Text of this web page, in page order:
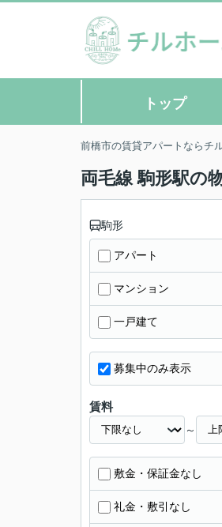
トップ
前橋市の賃貸アパートならチ
両毛線 駒形駅の
駒形
アパート
マンション
一戸建て
募集中のみ表示
賃料
～
敷金・保証金なし
礼金・敷引なし